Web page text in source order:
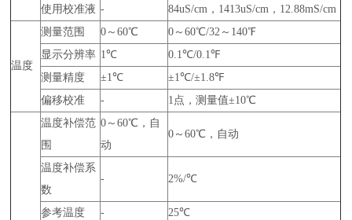
使用校准液 - 84uS/cm，1413uS/cm，12.88mS/cm
温度
测量范围 0～60℃
0～60℃/32～140℉
显示分辨率 1℃
0.1℃/0.1℉
测量精度
±1℃
±1℃/±1.8℉
偏移校准
- 1点，测量值±10℃
温度补偿范
围
0～60℃，自
动
0～60℃，自动
温度补偿系
数
- 2%/℃
参考温度 -
25℃